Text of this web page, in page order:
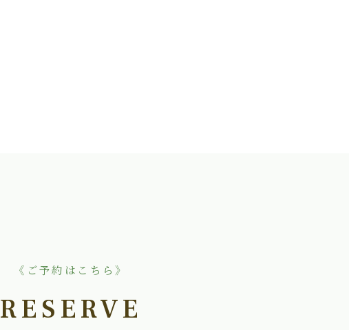
《ご予約はこちら》
RESERVE